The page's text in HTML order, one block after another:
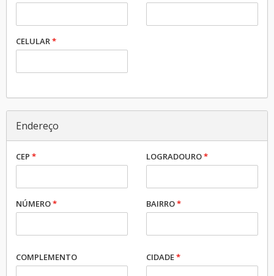
CELULAR*
Endereço
CEP * LOGRADOURO*
NÚMERO* BAIRRO*
COMPLEMENTO CIDADE*